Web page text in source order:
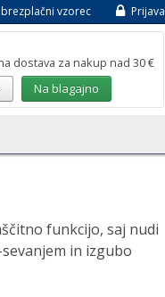
vzorec Prijava
dostava za nakup nad 30 €
Na blagajno
funkcijo, saj nudi
in izgubo